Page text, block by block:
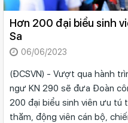
Hơn 200 đại biểu sinh
Sa
06/06/2023
(ĐCSVN) - Vượt qua hành
ngư KN 290 sẽ đưa Đoàn
200 đại biểu sinh viên ưu tú
thăm, động viên cán bộ,